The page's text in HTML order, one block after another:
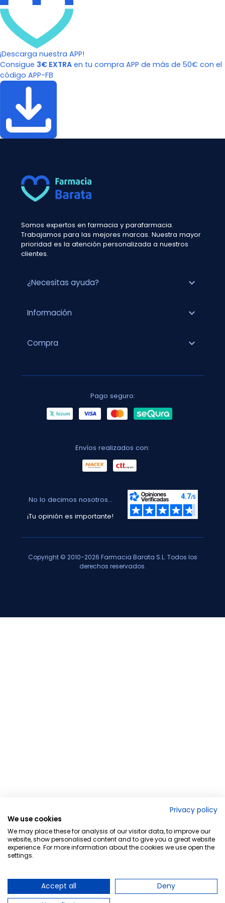
¡Descarga nuestra APP!
Consigue 3€ EXTRA en tu compra APP de más de 50€ con el
código APP-FB
Somos expertos en farmacia y parafarmacia.
Trabajamos para las mejores marcas. Nuestra mayor
prioridad es la atención personalizada a nuestros
clientes.
¿Necesitas ayuda? expand_more
Información expand_more
Compra expand_more
Pago seguro:
Envíos realizados con:
No lo decimos nosotros...
¡Tu opinión es importante!
Copyright © 2010-2026 Farmacia Barata S.L. Todos los
derechos reservados.
Privacy policy
We use cookies
We may place these for analysis of our visitor data, to improve our
website, show personalised content and to give you a great website
experience. For more information about the cookies we use open the
settings.
Accept all
Deny